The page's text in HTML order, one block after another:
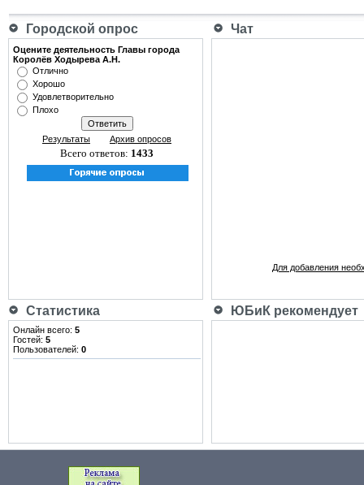
Городской опрос Чат
Оцените деятельность Главы города
Королёв Ходырева А.Н.
Отлично
Хорошо
Удовлетворительно
Плохо
Результаты Архив опросов
Всего ответов: 1433
Для добавления
Статистика ЮБиК рекомендует
Онлайн всего: 5
Гостей: 5
Пользователей: 0